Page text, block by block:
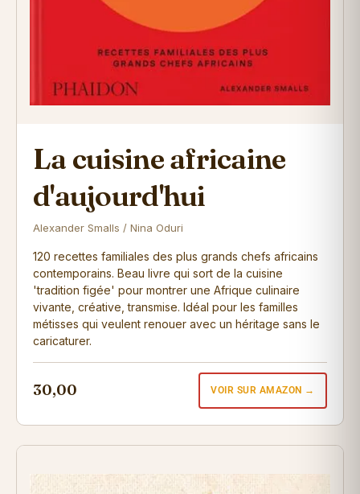
La cuisine africaine
d'aujourd'hui
Alexander Smalls / Nina Oduri
120 recettes familiales des plus grands chefs africains
contemporains. Beau livre qui sort de la cuisine
'tradition figée' pour montrer une Afrique culinaire
vivante, créative, transmise. Idéal pour les familles
métisses qui veulent renouer avec un héritage sans le
caricaturer.
30,00 VOIR SUR AMAZON →